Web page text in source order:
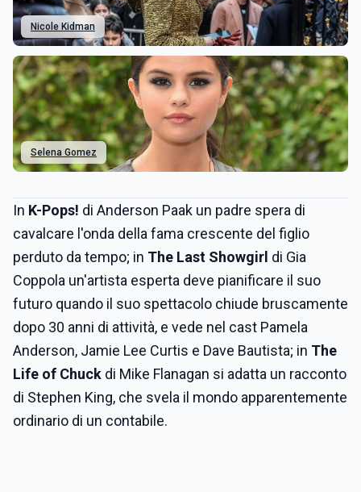
Nicole Kidman
Selena Gomez
In K-Pops! di Anderson Paak un padre spera di
cavalcare l'onda della fama crescente del figlio
perduto da tempo; in The Last Showgirl di Gia
Coppola un'artista esperta deve pianificare il suo
futuro quando il suo spettacolo chiude bruscamente
dopo 30 anni di attività, e vede nel cast Pamela
Anderson, Jamie Lee Curtis e Dave Bautista; in The
Life of Chuck di Mike Flanagan si adatta un racconto
di Stephen King, che svela il mondo apparentemente
ordinario di un contabile.